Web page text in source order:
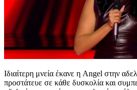
Ιδιαίτερη μνεία έκανε η Angel στην
προστάτευε σε κάθε δυσκολία και